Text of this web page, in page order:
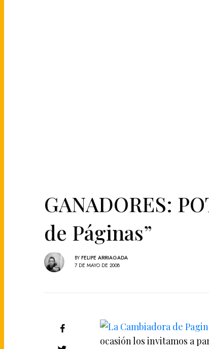
GANADORES:
de Páginas”
BY FELIPE ARRIAGADA
7 DE MAYO DE 2008
ocasión los invitamos a